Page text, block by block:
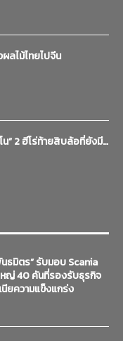
ลไม้ไทยไปจีน
น” 2 ฮีโร่ท้ายสิบล้อที่ยังมี…
ธมิตร” รับมอบ Scania
หญ่ 40 คันที่รองรับธุรกิจ
ยความแข็งแกร่ง